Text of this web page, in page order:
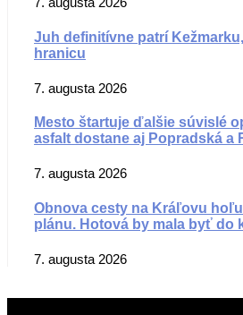
Juh definitívne patrí
hranicu
7. augusta 2026
Mesto štartuje ďalšie súvislé
asfalt dostane aj Popradská a
7. augusta 2026
Obnova cesty na Kráľovu
plánu. Hotová by mala byť do
7. augusta 2026